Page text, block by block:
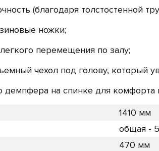
(благодаря толстостенной
ножки;
перемещения по залу;
чехол под голову, который
демпфера на спинке для
1410 мм
общая -
470 мм